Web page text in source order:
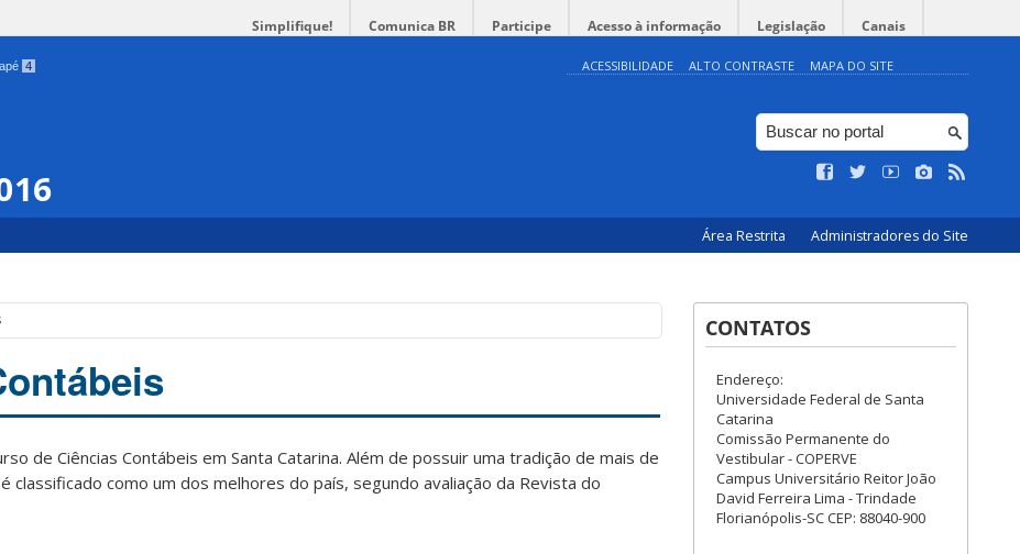
Simplifique! Comunica BR Participe Acesso à informação Legislação Canais
4 ACESSIBILIDADE ALTO CONTRASTE MAPA DO SITE
Área Restrita Administradores do Site
de Ciências Contábeis em Santa Catarina. Além de possuir uma tradição de mais de
classificado como um dos melhores do país, segundo avaliação da Revista do
CONTATOS
Endereço:
Universidade Federal de Santa
Catarina
Comissão Permanente do
Vestibular - COPERVE
Campus Universitário Reitor João
David Ferreira Lima - Trindade
Florianópolis-SC CEP: 88040-900